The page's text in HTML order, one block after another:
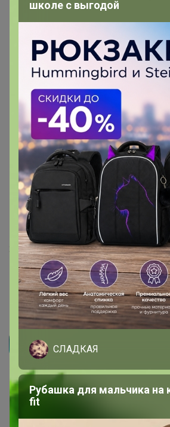
Картон ,чтоб не помялись.
- Мне понравился)
- Подарочный пакет пришёл
- Упаковано супер. Спасибо
- Быстрая доставка, в отличном
соответствует описанию.
- Товар качественный.прикольный
пакетик.сниженна оценка за
2 марта, 2026 17:07
Как здесь все устроено?
школе с выгодой
СЛАДКАЯ
Рубашка для мальчика на
fit